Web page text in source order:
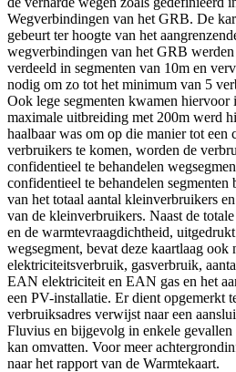
Wegverbindingen van het GRB. De
gebeurt ter hoogte van het
wegverbindingen van het GRB
verdeeld in segmenten van 10m en
nodig om zo tot het minimum van 5
Ook lege segmenten kwamen hiervoor
maximale uitbreiding met 200m werd
haalbaar was om op die manier tot een
verbruikers te komen, worden de
confidentieel te behandelen
confidentieel te behandelen
van het totaal aantal kleinverbruikers
van de kleinverbruikers. Naast de
en de warmtevraagdichtheid,
wegsegment, bevat deze kaartlaag
elektriciteitsverbruik, gasverbruik,
EAN elektriciteit en EAN gas en het
een PV-installatie. Er dient opgemerkt
verbruiksadres verwijst naar een
Fluvius en bijgevolg in enkele gevallen
kan omvatten. Voor meer
naar het rapport van de Warmtekaart.